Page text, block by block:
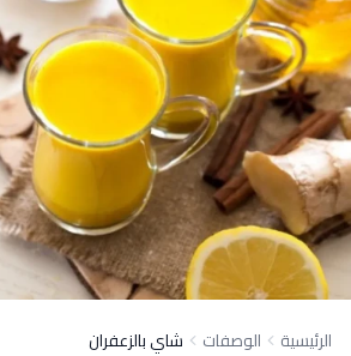
الرئيسية الوصفات شاي بالزعفران